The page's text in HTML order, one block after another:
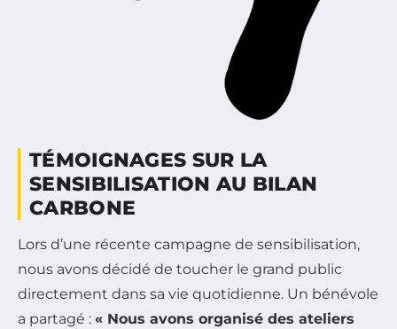
TÉMOIGNAGES SUR LA
SENSIBILISATION AU BILAN
CARBONE
Lors d’une récente campagne de sensibilisation,
nous avons décidé de toucher le grand public
directement dans sa vie quotidienne. Un bénévole
a partagé : « Nous avons organisé des ateliers